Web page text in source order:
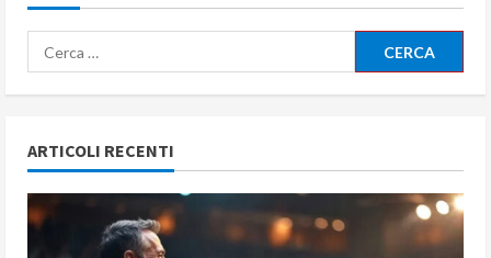
Ricerca
per:
ARTICOLI RECENTI